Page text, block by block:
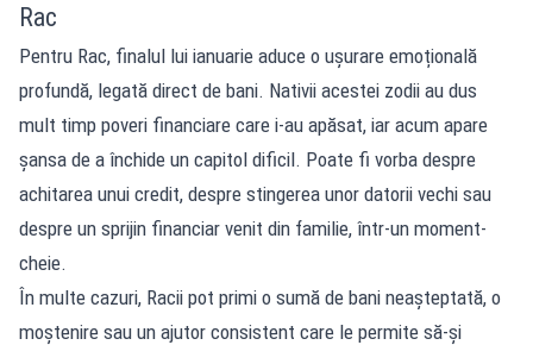
Rac
Pentru Rac, finalul lui ianuarie aduce o ușurare emoțională
profundă, legată direct de bani. Nativii acestei zodii au dus
mult timp poveri financiare care i-au apăsat, iar acum apare
șansa de a închide un capitol dificil. Poate fi vorba despre
achitarea unui credit, despre stingerea unor datorii vechi sau
despre un sprijin financiar venit din familie, într-un moment-
cheie.
În multe cazuri, Racii pot primi o sumă de bani neașteptată, o
moștenire sau un ajutor consistent care le permite să-și